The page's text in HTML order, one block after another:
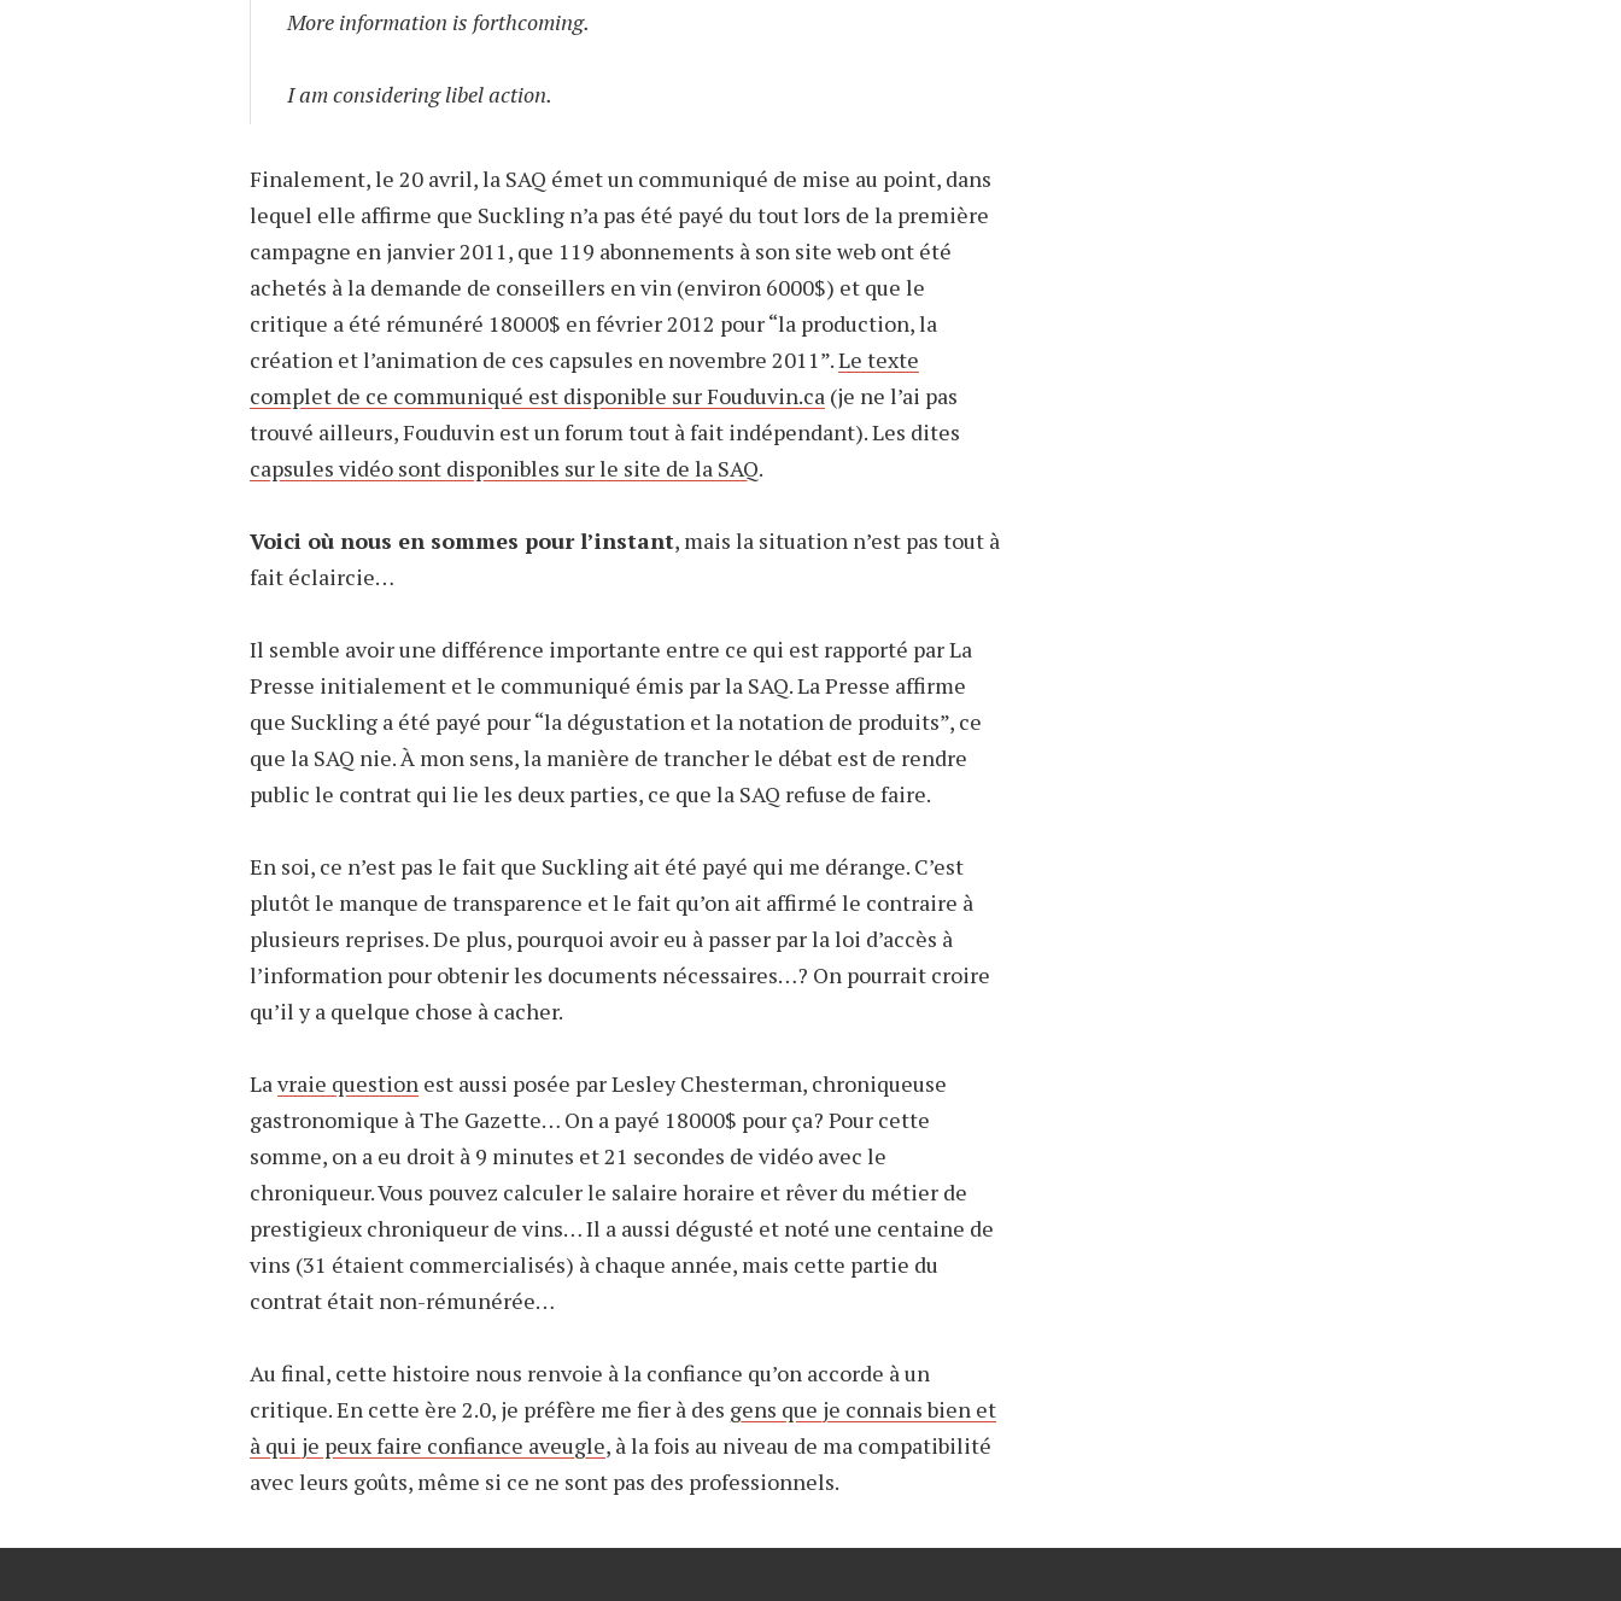
More information is forthcoming.
I am considering libel action.
Finalement, le 20 avril, la SAQ émet un communiqué de mise au point, dans
lequel elle affirme que Suckling n’a pas été payé du tout lors de la première
campagne en janvier 2011, que 119 abonnements à son site web ont été
achetés à la demande de conseillers en vin (environ 6000$) et que le
critique a été rémunéré 18000$ en février 2012 pour “la production, la
création et l’animation de ces capsules en novembre 2011”.Le texte
complet de ce communiqué est disponible sur Fouduvin.ca (je ne l’ai pas
trouvé ailleurs, Fouduvin est un forum tout à fait indépendant). Les dites
capsules vidéo sont disponibles sur le site de la SAQ.
Voici où nous en sommes pour l’instant, mais la situation n’est pas tout à
fait éclaircie…
Il semble avoir une différence importante entre ce qui est rapporté par La
Presse initialement et le communiqué émis par la SAQ. La Presse affirme
que Suckling a été payé pour “la dégustation et la notation de produits”, ce
que la SAQ nie. À mon sens, la manière de trancher le débat est de rendre
public le contrat qui lie les deux parties, ce que la SAQ refuse de faire.
En soi, ce n’est pas le fait que Suckling ait été payé qui me dérange. C’est
plutôt le manque de transparence et le fait qu’on ait affirmé le contraire à
plusieurs reprises. De plus, pourquoi avoir eu à passer par la loi d’accès à
l’information pour obtenir les documents nécessaires…? On pourrait croire
qu’il y a quelque chose à cacher.
Lavraie question est aussi posée par Lesley Chesterman, chroniqueuse
gastronomique à The Gazette… On a payé 18000$ pour ça? Pour cette
somme, on a eu droit à 9 minutes et 21 secondes de vidéo avec le
chroniqueur. Vous pouvez calculer le salaire horaire et rêver du métier de
prestigieux chroniqueur de vins… Il a aussi dégusté et noté une centaine de
vins (31 étaient commercialisés) à chaque année, mais cette partie du
contrat était non-rémunérée…
Au final, cette histoire nous renvoie à la confiance qu’on accorde à un
critique. En cette ère 2.0, je préfère me fier à des gens que je connais bien et
à qui je peux faire confiance aveugle, à la fois au niveau de ma compatibilité
avec leurs goûts, même si ce ne sont pas des professionnels.